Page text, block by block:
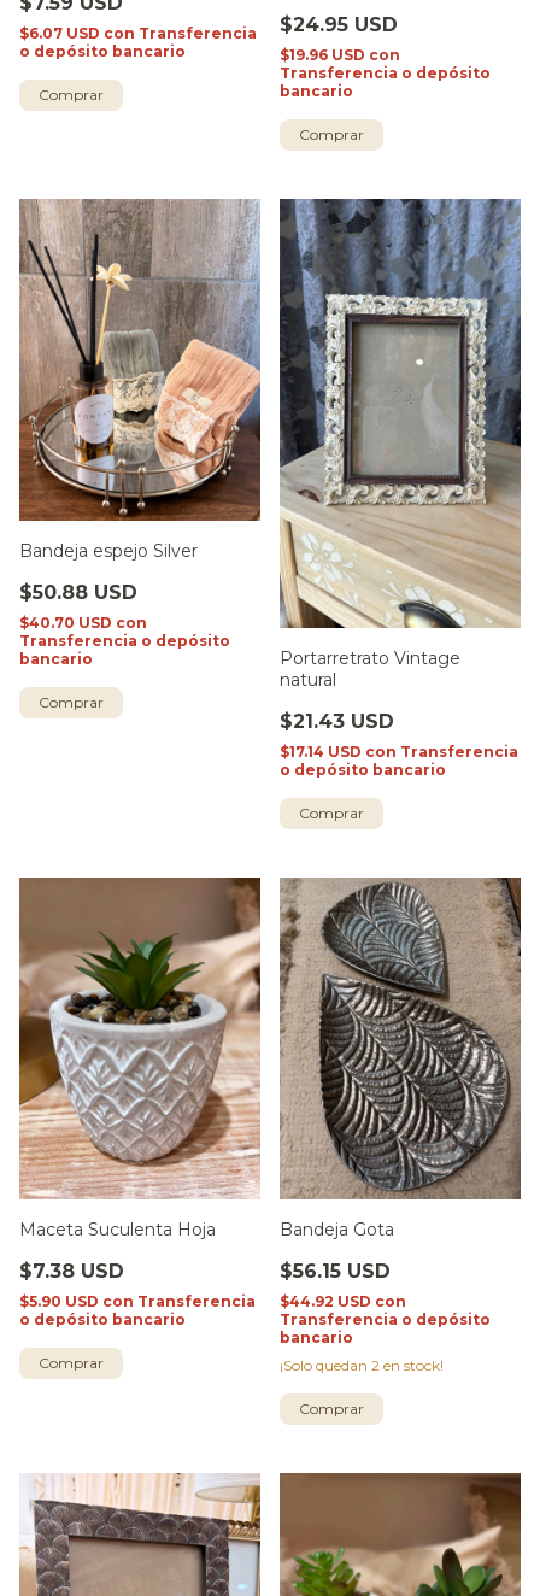
$6.07 USD con Transferencia
o depósito bancario
$24.95 USD
$19.96 USD con
Transferencia o depósito
bancario
Bandeja espejo Silver
$50.88 USD
$40.70 USD con
Transferencia o depósito
bancario
Portarretrato Vintage
natural
$21.43 USD
$17.14 USD con Transferencia
o depósito bancario
Comprar
Maceta Suculenta Hoja
$7.38 USD
$5.90 USD con Transferencia
o depósito bancario
Bandeja Gota
$56.15 USD
$44.92 USD con
Transferencia o depósito
bancario
¡Solo quedan 2 en stock!
Comprar